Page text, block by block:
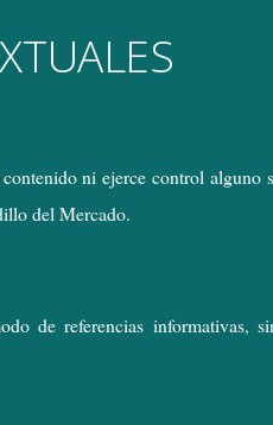
ni ejerce control alguno
del Mercado.
de referencias informativas,